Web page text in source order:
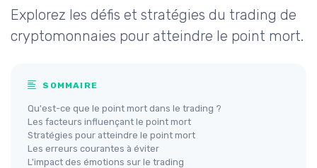
Explorez les défis et stratégies du trading de
cryptomonnaies pour atteindre le point mort.
SOMMAIRE
Qu'est-ce que le point mort dans le trading ?
Les facteurs influençant le point mort
Stratégies pour atteindre le point mort
Les erreurs courantes à éviter
L'impact des émotions sur le trading